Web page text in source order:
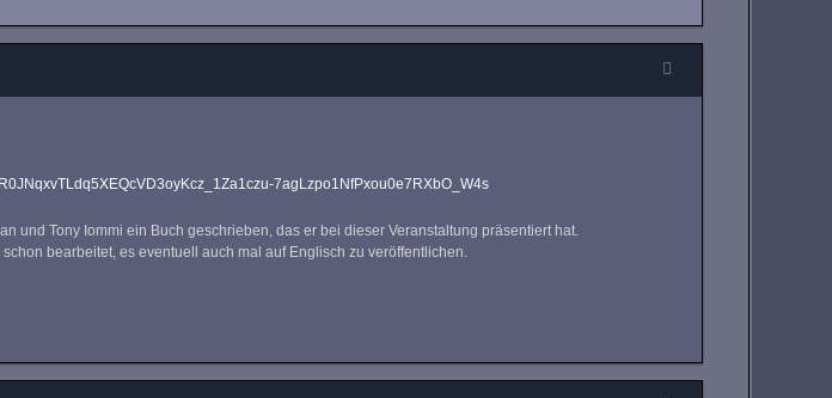
7agLzpo1NfPxou0e7RXbO_W4s
und Tony Iommi ein Buch geschrieben, das er bei dieser Veranstaltung präsentiert hat.
bearbeitet, es eventuell auch mal auf Englisch zu veröffentlichen.